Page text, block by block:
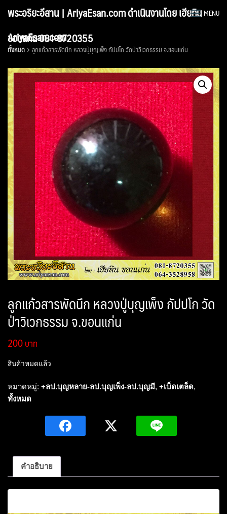
พระอริยะอีสาน | AriyaEsan.com ดำเนินงานโดย เฮียทิน
ขอนแก่น 081-8720355
MENU
AriyaEsan.com
ทั้งหมด ลูกแก้วสารพัดนึก หลวงปู่บุญเพ็ง กัปปโก วัดป่าวิเวกธรรม จ.ขอนแก่น
ลูกแก้วสารพัดนึก หลวงปู่บุญเพ็ง กัปปโก วัด
ป่าวิเวกธรรม จ.ขอนแก่น
200
สินค้าหมดแล้ว
หมวดหมู่: +ลป.บุญหลาย-ลป.บุญเพ็ง-ลป.บุญมี, +เบ็ดเตล็ด,
ทั้งหมด
คำอธิบาย